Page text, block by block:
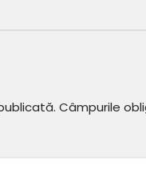
Câmpurile